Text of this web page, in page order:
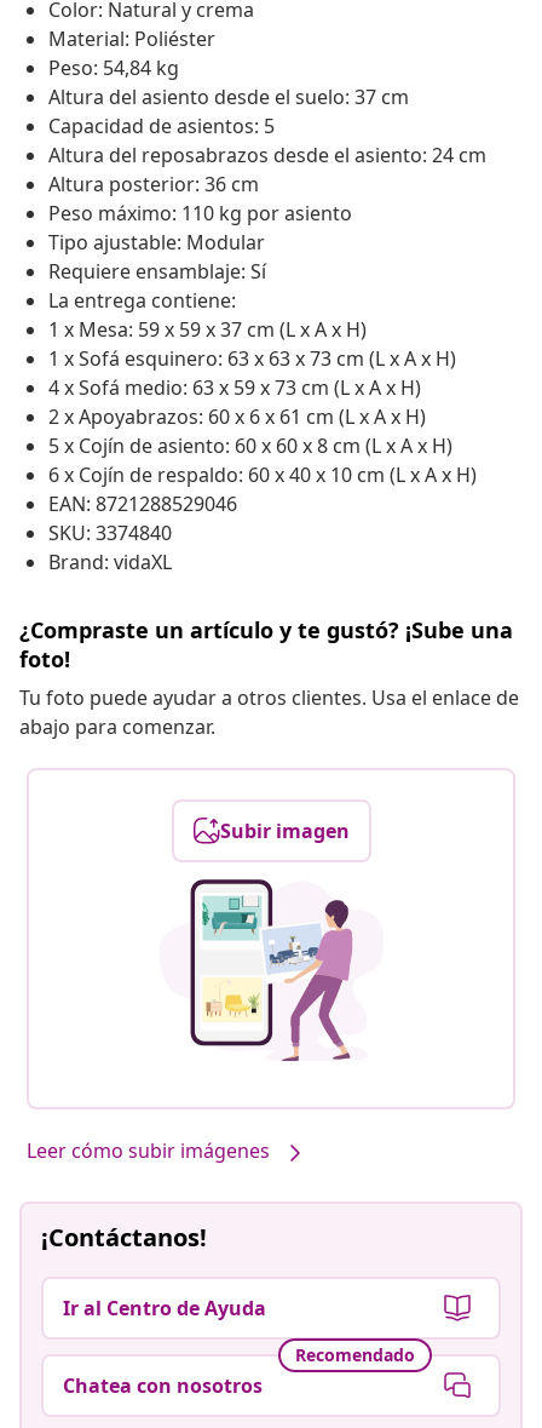
Color: Natural y crema
Material: Poliéster
Peso: 54,84 kg
Altura del asiento desde el suelo: 37 cm
Capacidad de asientos: 5
Altura del reposabrazos desde el asiento: 24 cm
Altura posterior: 36 cm
Peso máximo: 110 kg por asiento
Tipo ajustable: Modular
Requiere ensamblaje: Sí
La entrega contiene:
1 x Mesa: 59 x 59 x 37 cm (L x A x H)
1 x Sofá esquinero: 63 x 63 x 73 cm (L x A x H)
4 x Sofá medio: 63 x 59 x 73 cm (L x A x H)
2 x Apoyabrazos: 60 x 6 x 61 cm (L x A x H)
5 x Cojín de asiento: 60 x 60 x 8 cm (L x A x H)
6 x Cojín de respaldo: 60 x 40 x 10 cm (L x A x H)
EAN: 8721288529046
SKU: 3374840
Brand: vidaXL
¿Compraste un artículo y te gustó? ¡Sube una
foto!
Tu foto puede ayudar a otros clientes. Usa el enlace de
abajo para comenzar.
Subir imagen
Leer cómo subir imágenes
¡Contáctanos!
Ir al Centro de Ayuda
Recomendado
Chatea con nosotros